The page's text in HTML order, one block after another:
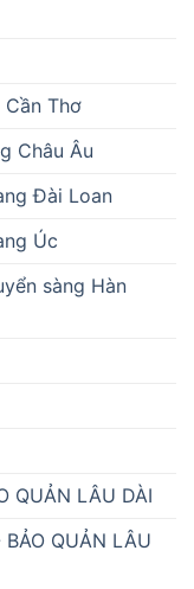
Thơ
Châu Âu
Đài Loan
Úc
sàng Hàn
QUẢN LÂU DÀI
QUẢN LÂU